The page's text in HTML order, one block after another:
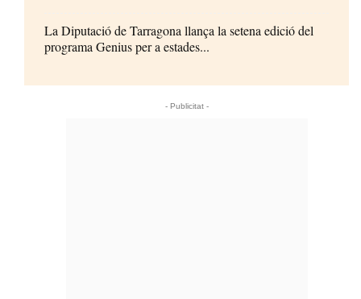
La Diputació de Tarragona llança la setena edició del
programa Genius per a estades...
- Publicitat -